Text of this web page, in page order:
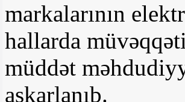
markalarının
hallarda
müddət
aşkarlanıb.